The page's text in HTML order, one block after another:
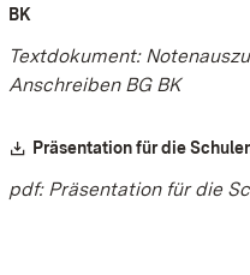
BK
Textdokument:
Anschreiben BG BK
Download:
Präsentation für die
pdf: Präsentation für die